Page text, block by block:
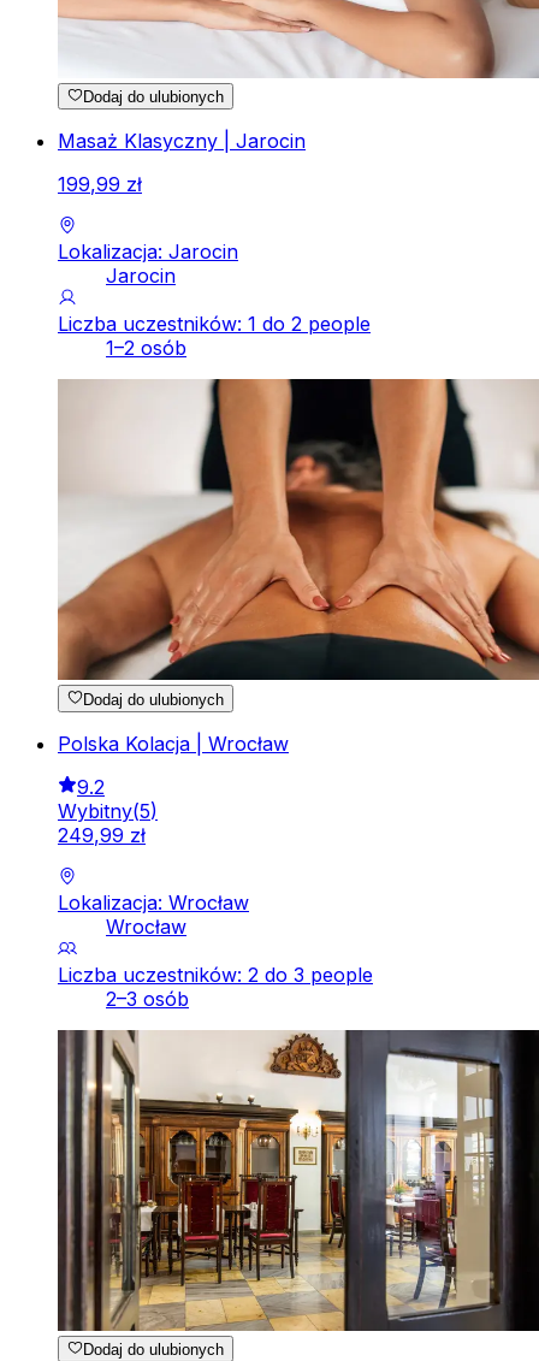
Dodaj do ulubionych
Masaż Klasyczny | Jarocin
199,99 zł
Lokalizacja: Jarocin
Jarocin
Liczba uczestników: 1 do 2 people
1–2 osób
Dodaj do ulubionych
Polska Kolacja | Wrocław
9.2
Wybitny(5)
249,99 zł
Lokalizacja: Wrocław
Wrocław
Liczba uczestników: 2 do 3 people
2–3 osób
Dodaj do ulubionych